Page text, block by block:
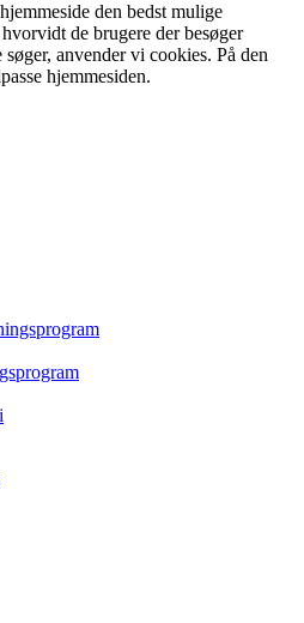
den bedst mulige
de brugere der besøger
anvender vi cookies. På den
hjemmesiden.